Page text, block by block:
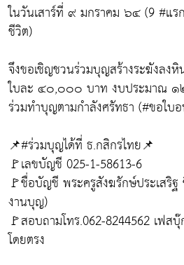
ในวันเสาร์ที่ ๙ มกราคม ๖๔ (9 #แร
ชีวิต)
จึงขอเชิญชวนร่วมบุญสร้างระฆังลง
ใบละ ๔๐,๐๐๐ บาท งบประมาณ
ร่วมทำบุญตามกำลังศรัทธา (#ขอใบ
📌#ร่วมบุญได้ที่ ธ.กสิกรไทย📌
🚩เลขบัญชี 025-1-58613-6
🚩ชื่อบัญชี พระครูสังฆรักษ์ประเสริฐ
งานบุญ)
🚩สอบถามโทร.062-8244562 เฟส
โดยตรง